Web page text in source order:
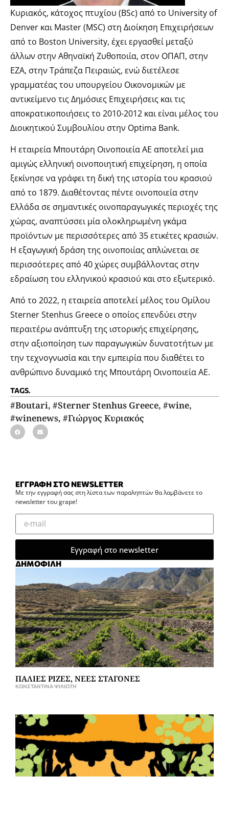
Κυριακός, κάτοχος πτυχίου (BSc) από το University of
Denver και Master (MSC) στη Διοίκηση Επιχειρήσεων
από το Boston University, έχει εργασθεί μεταξύ
άλλων στην Αθηναϊκή Ζυθοποιία, στον ΟΠΑΠ, στην
ΕΖΑ, στην Τράπεζα Πειραιώς, ενώ διετέλεσε
γραμματέας του υπουργείου Οικονομικών με
αντικείμενο τις Δημόσιες Επιχειρήσεις και τις
αποκρατικοποιήσεις το 2010-2012 και είναι μέλος του
Διοικητικού Συμβουλίου στην Optima Bank.
Η εταιρεία Μπουτάρη Οινοποιεία ΑΕ αποτελεί μια
αμιγώς ελληνική οινοποιητική επιχείρηση, η οποία
ξεκίνησε να γράφει τη δική της ιστορία του κρασιού
από το 1879. Διαθέτοντας πέντε οινοποιεία στην
Ελλάδα σε σημαντικές οινοπαραγωγικές περιοχές της
χώρας, αναπτύσσει μία ολοκληρωμένη γκάμα
προϊόντων με περισσότερες από 35 ετικέτες κρασιών.
Η εξαγωγική δράση της οινοποιίας απλώνεται σε
περισσότερες από 40 χώρες συμβάλλοντας στην
εδραίωση του ελληνικού κρασιού και στο εξωτερικό.
Από το 2022, η εταιρεία αποτελεί μέλος του Ομίλου
Sterner Stenhus Greece ο οποίος επενδύει στην
περαιτέρω ανάπτυξη της ιστορικής επιχείρησης,
στην αξιοποίηση των παραγωγικών δυνατοτήτων με
την τεχνογνωσία και την εμπειρία που διαθέτει το
ανθρώπινο δυναμικό της Μπουτάρη Οινοποιεία ΑΕ.
TAGS.
#Boutari, #Sterner Stenhus Greece, #wine,
#winenews, #Γιώργος Κυριακός
ΕΓΓΡΑΦΗ ΣΤΟ NEWSLETTER
Με την εγγραφή σας στη λίστα των παραληπτών θα λαμβάνετε το
newsletter του grape!
Εγγραφή στο newsletter
ΔΗΜΟΦΙΛΗ
ΠΑΛΙΕΣ ΡΙΖΕΣ, ΝΕΕΣ ΣΤΑΓΟΝΕΣ
ΚΩΝΣΤΑΝΤΊΝΑ ΨΙΛΙΏΤΗ